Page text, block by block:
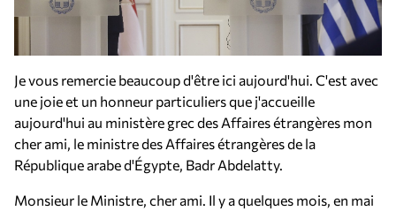
Je vous remercie beaucoup d'être ici aujourd'hui. C'est avec
une joie et un honneur particuliers que j'accueille
aujourd'hui au ministère grec des Affaires étrangères mon
cher ami, le ministre des Affaires étrangères de la
République arabe d'Égypte, Badr Abdelatty.
Monsieur le Ministre, cher ami. Il y a quelques mois, en mai